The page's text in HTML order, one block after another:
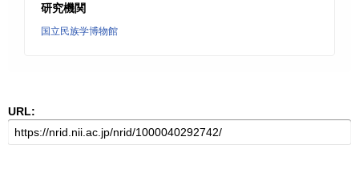
研究機関
国立民族学博物館
URL: